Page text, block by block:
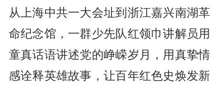
从上海中共一大会址到浙江嘉兴南湖革
命纪念馆，一群少先队红领巾讲解员用
童真话语讲述党的峥嵘岁月，用真挚情
感诠释英雄故事，让百年红色史焕发新